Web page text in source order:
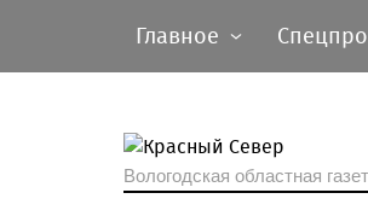
Главное
Вологодская областная